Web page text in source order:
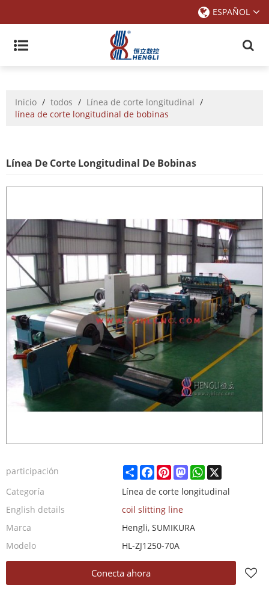
ESPAÑOL
Inicio / todos / Línea de corte longitudinal /
línea de corte longitudinal de bobinas
Línea De Corte Longitudinal De Bobinas
participación ShareFacebook
PinterestMastodonWhatsApp
X
Categoría
Línea de corte longitudinal
English details
coil slitting line
Marca
Hengli, SUMIKURA
Modelo
HL-ZJ1250-70A
Conecta ahora